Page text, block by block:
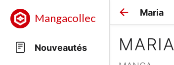
Mangacollec
Nouveautés
Maria
MARIA